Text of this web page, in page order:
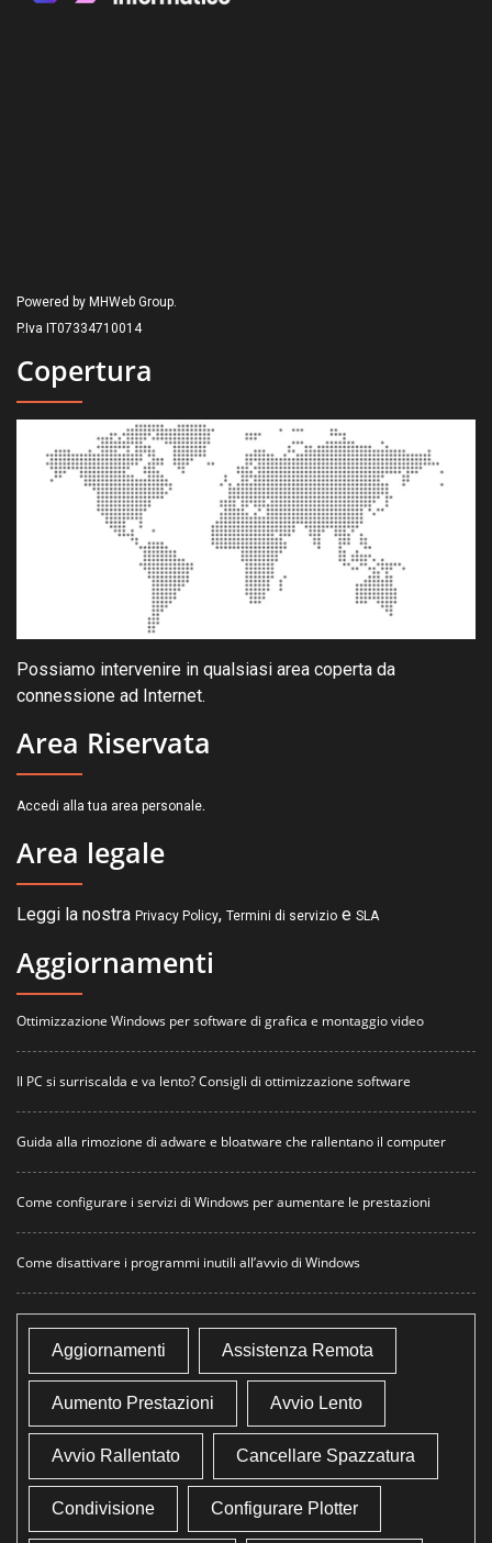
Powered by MHWeb Group.
P.Iva IT07334710014
Copertura
Possiamo intervenire in qualsiasi area coperta da
connessione ad Internet.
Area Riservata
Accedi alla tua area personale.
Area legale
Leggi la nostra Privacy Policy, Termini di servizio e SLA
Aggiornamenti
Ottimizzazione Windows per software di grafica e montaggio video
Il PC si surriscalda e va lento? Consigli di ottimizzazione software
Guida alla rimozione di adware e bloatware che rallentano il computer
Come configurare i servizi di Windows per aumentare le prestazioni
Come disattivare i programmi inutili all’avvio di Windows
Aggiornamenti Assistenza Remota
Aumento Prestazioni Avvio Lento
Avvio Rallentato Cancellare Spazzatura
Condivisione Configurare Plotter